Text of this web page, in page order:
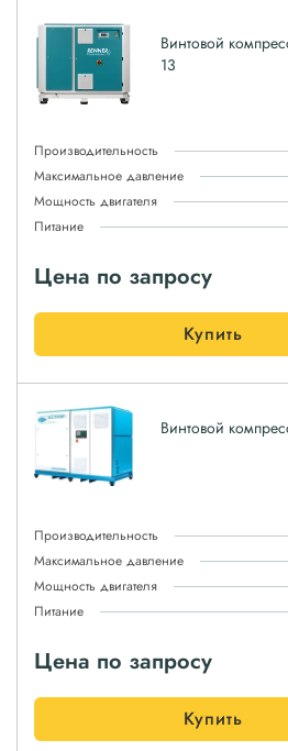
Винтовой
13
Производительность
Максимальное давление
Мощность двигателя
Питание
Цена по запросу
Купить
Винтовой
Производительность
Максимальное давление
Мощность двигателя
Питание
Цена по запросу
Купить